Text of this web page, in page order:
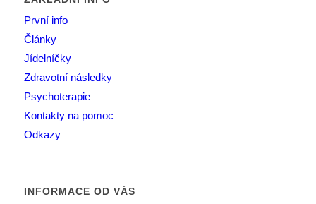
První info
Články
Jídelníčky
Zdravotní následky
Psychoterapie
Kontakty na pomoc
Odkazy
INFORMACE OD VÁS